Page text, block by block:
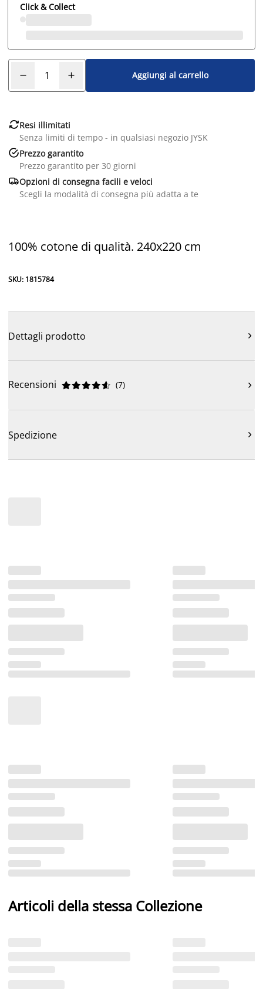
Click & Collect
Aggiungi al carrello
Resi illimitati
Senza limiti di tempo - in qualsiasi negozio JYSK
Prezzo garantito
Prezzo garantito per 30 giorni
Opzioni di consegna facili e veloci
Scegli la modalità di consegna più adatta a te
100% cotone di qualità. 240x220 cm
SKU: 1815784
Dettagli prodotto 
Recensioni 




 (7) 
Spedizione 
Articoli della stessa Collezione